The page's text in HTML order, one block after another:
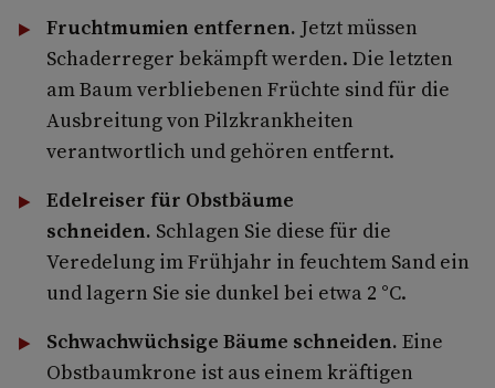
Fruchtmumien entfernen. Jetzt müssen
Schaderreger bekämpft werden. Die letzten
am Baum verbliebenen Früchte sind für die
Ausbreitung von Pilzkrankheiten
verantwortlich und gehören entfernt.
Edelreiser für Obstbäume
schneiden. Schlagen Sie diese für die
Veredelung im Frühjahr in feuchtem Sand ein
und lagern Sie sie dunkel bei etwa 2 °C.
Schwachwüchsige Bäume schneiden. Eine
Obstbaumkrone ist aus einem kräftigen